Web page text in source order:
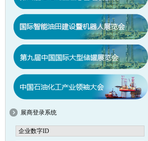
展商登录系统